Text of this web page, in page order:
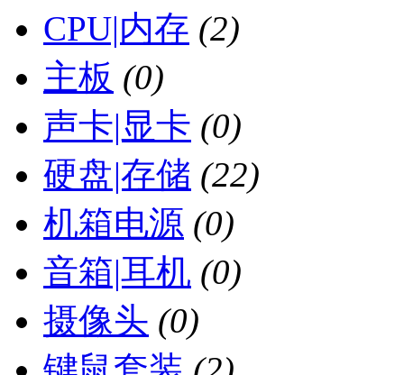
CPU|内存 (2)
主板 (0)
声卡|显卡 (0)
硬盘|存储 (22)
机箱电源 (0)
音箱|耳机 (0)
摄像头 (0)